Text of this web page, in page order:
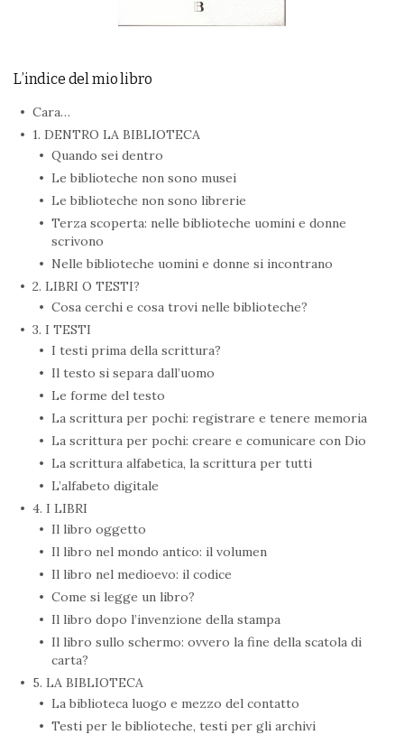
L’indice del mio libro
Cara…
1. DENTRO LA BIBLIOTECA
Quando sei dentro
Le biblioteche non sono musei
Le biblioteche non sono librerie
Terza scoperta: nelle biblioteche uomini e donne
scrivono
Nelle biblioteche uomini e donne si incontrano
2. LIBRI O TESTI?
Cosa cerchi e cosa trovi nelle biblioteche?
3. I TESTI
I testi prima della scrittura?
Il testo si separa dall’uomo
Le forme del testo
La scrittura per pochi: registrare e tenere memoria
La scrittura per pochi: creare e comunicare con Dio
La scrittura alfabetica, la scrittura per tutti
L’alfabeto digitale
4. I LIBRI
Il libro oggetto
Il libro nel mondo antico: il volumen
Il libro nel medioevo: il codice
Come si legge un libro?
Il libro dopo l’invenzione della stampa
Il libro sullo schermo: ovvero la fine della scatola di
carta?
5. LA BIBLIOTECA
La biblioteca luogo e mezzo del contatto
Testi per le biblioteche, testi per gli archivi